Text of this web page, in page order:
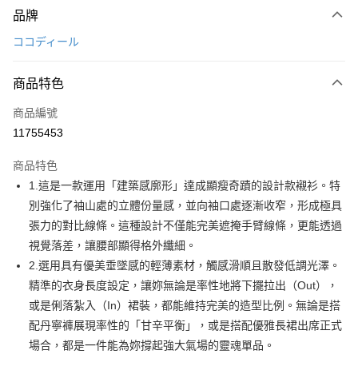
信用卡一次付款
LINE Pay
Apple Pay
悠遊付
AFTEE先享後付
相關說明
【關於「AFTEE先享後付」】
AFTEE先享後付是「在收到商品之後才付款」的支付方式。 讓您購物簡單
便利好安心！
１．簡單：不需註冊會員、不需綁卡、不需儲值。
２．便利：只要手機號碼，簡訊認證，即可結帳。
３．安心：先確認商品／服務後，再付款。
【「AFTEE先享後付」結帳流程】
ATM付款
運送方式
全家取貨付款
免運費
品牌
ココディール
商品特色
商品編號
11755453
商品特色
1.這是一款運用「建築感廓形」達成顯瘦奇蹟的設計款襯衫。特
別強化了袖山處的立體份量感，並向袖口處逐漸收窄，形成極具
張力的對比線條。這種設計不僅能完美遮掩手臂線條，更能透過
視覺落差，讓腰部顯得格外纖細。
2.選用具有優美垂墜感的輕薄素材，觸感滑順且散發低調光澤。
精準的衣身長度設定，讓妳無論是率性地將下擺拉出（Out），
或是俐落紮入（In）裙裝，都能維持完美的造型比例。無論是搭
配丹寧褲展現率性的「甘辛平衡」，或是搭配優雅長裙出席正式
場合，都是一件能為妳撐起強大氣場的靈魂單品。